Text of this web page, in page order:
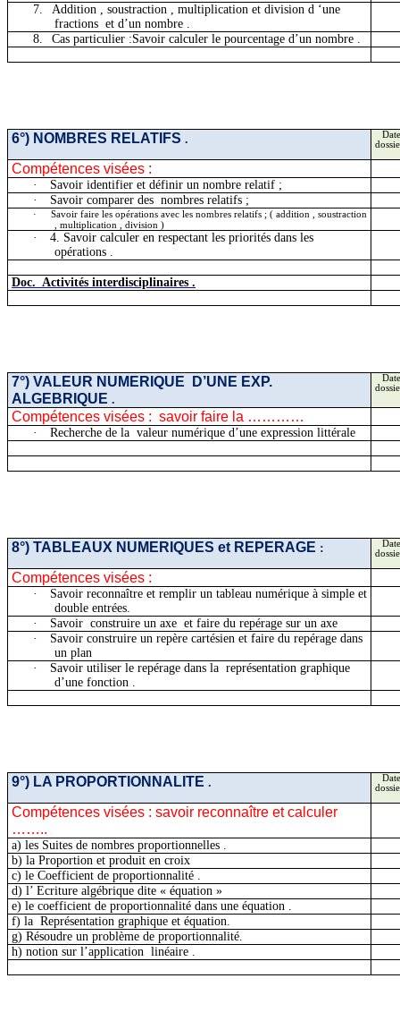
7.
Addition , soustraction , multiplication et division d ‘une
fractions et d’un nombre .
8.
Cas particulier :Savoir calculer le pourcentage d’un nombre .
6°) NOMBRES RELATIFS .
Compétences visées :
·
Savoir identifier et définir un nombre relatif ;
·
Savoir comparer des nombres relatifs ;
· Savoir faire les opérations avec les nombres relatifs ; ( addition , soustraction
, multiplication , division )
·
4. Savoir calculer en respectant les priorités dans les
opérations .
Doc. Activités interdisciplinaires .
7°) VALEUR NUMERIQUE D’UNE EXP.
ALGEBRIQUE .
Compétences visées : savoir faire la …………
· Recherche de la valeur numérique d’une expression littérale
8°) TABLEAUX NUMERIQUES et REPERAGE :
Compétences visées :
·
Savoir reconnaître et remplir un tableau numérique à simple et
double entrées.
·
Savoir construire un axe et faire du repérage sur un axe
·
Savoir construire un repère cartésien et faire du repérage dans
un plan
·
Savoir utiliser le repérage dans la représentation graphique
d’une fonction .
9°) LA PROPORTIONNALITE .
Compétences visées : savoir reconnaître et calculer
……..
a) les Suites de nombres proportionnelles .
b) la Proportion et produit en croix
c) le Coefficient de proportionnalité .
d) l’ Ecriture algébrique dite « équation »
e) le coefficient de proportionnalité dans une équation .
f) la Représentation graphique et équation.
g) Résoudre un problème de proportionnalité.
h) notion sur l’application linéaire .